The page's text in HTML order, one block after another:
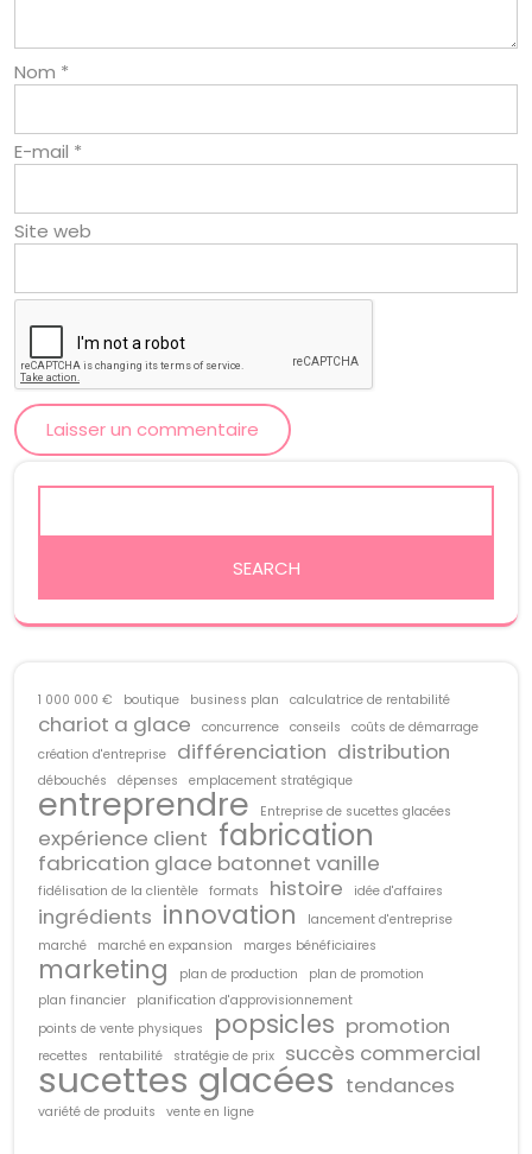
Nom *
E-mail *
Site web
1 000 000 € boutique business plan calculatrice de rentabilité
chariot a glace concurrence conseils
coûts de démarrage
création d'entreprise
différenciation distribution
débouchés dépenses emplacement stratégique
entreprendre Entreprise de sucettes glacées
expérience client fabrication
fabrication glace batonnet vanille
fidélisation de la clientèle formats histoire idée d'affaires
ingrédients innovation
lancement d'entreprise
marché
marché en expansion marges bénéficiaires
marketing plan de production
plan de promotion
plan financier
planification d'approvisionnement
points de vente physiques
popsicles promotion
recettes rentabilité stratégie de prix succès commercial
sucettes glacées tendances
variété de produits vente en ligne